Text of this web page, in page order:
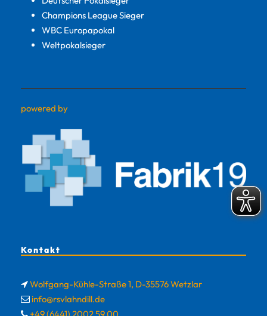
Champions League Sieger
WBC Europapokal
Weltpokalsieger
powered by
Kontakt
Wolfgang-Kühle-Straße 1, D-35576 Wetzlar
info@rsvlahndill.de